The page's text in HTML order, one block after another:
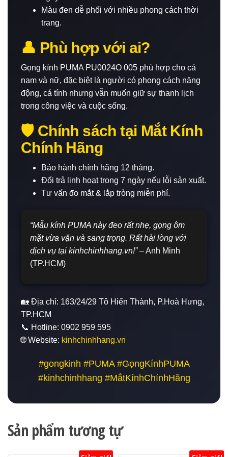
Màu đen dễ phối với nhiều phong cách thời
trang.
👤 Phù hợp với ai?
Gọng kính PUMA PU0024O 005 phù hợp cho cả
nam và nữ, đặc biệt là người có phong cách năng
động, cá tính nhưng vẫn muốn giữ sự thanh lịch
trong công việc và cuộc sống.
🛡 Chính sách tại Mắt Kính
Chính Hãng
Bảo hành chính hãng 12 tháng.
Đổi trả linh hoạt trong 7 ngày nếu lỗi sản xuất.
Tư vấn đo mắt & lắp tròng miễn phí.
“Mẫu kính PUMA này đeo rất nhẹ, gọng ôm
mặt vừa vặn và sang trọng. Rất hài lòng với
dịch vụ tại kinhchinhhang.vn!”– Anh Minh
(TP.HCM)
🏡 Địa chỉ: 163/24/29 Tô Hiến Thành, P.Hoà Hưng,
TP.HCM
📞 Hotline: 0902 959 595
🌐 Website: kinhchinhhang.vn
#gongkinh #PUMA #GọngKínhPUMA
#kinhchinhhang #MắtKínhChínhHãng
Sản phẩm tương tự